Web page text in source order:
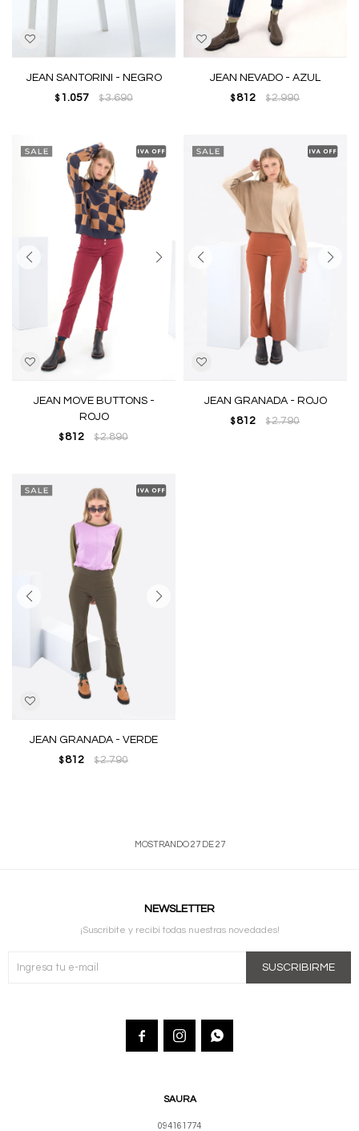
JEAN SANTORINI - NEGRO
$ 1.057 $3.690
JEAN NEVADO - AZUL
$ 812 $2.990
JEAN MOVE BUTTONS -
ROJO
$ 812 $2.890
JEAN GRANADA - ROJO
$ 812 $2.790
JEAN GRANADA - VERDE
$ 812 $2.790
MOSTRANDO27DE27
SAURA
094161774
NEWSLETTER
¡Suscribite y recibí todas nuestras novedades!
SUSCRIBIRME
  